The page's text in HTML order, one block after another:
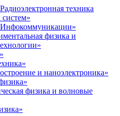
техника
физика и
и наноэлектроника»
физика и волновые